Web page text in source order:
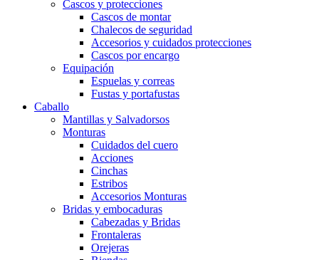
Cascos y protecciones
Cascos de montar
Chalecos de seguridad
Accesorios y cuidados protecciones
Cascos por encargo
Equipación
Espuelas y correas
Fustas y portafustas
Caballo
Mantillas y Salvadorsos
Monturas
Cuidados del cuero
Acciones
Cinchas
Estribos
Accesorios Monturas
Bridas y embocaduras
Cabezadas y Bridas
Frontaleras
Orejeras